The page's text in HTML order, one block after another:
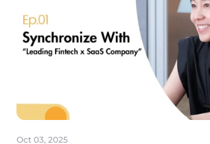
Project Stories #10: What
Might Not Work Tomorrow
Oct 03, 2025